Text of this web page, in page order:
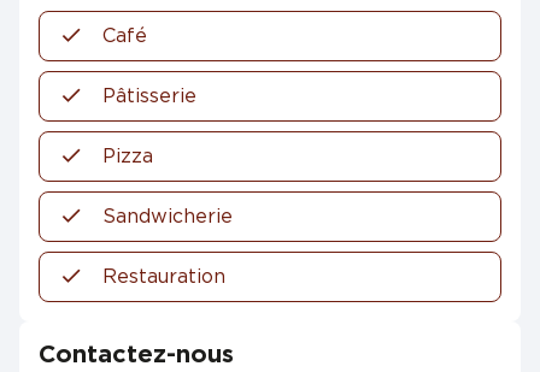
Café
Pâtisserie
Pizza
Sandwicherie
Restauration
Contactez-nous